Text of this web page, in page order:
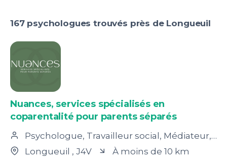
167 psychologues trouvés près de Longueuil
Nuances, services spécialisés en
coparentalité pour parents séparés
Psychologue, Travailleur social, Médiateur, Médiateur familial, Thérapeute conjugal et familial
Longueuil , J4V
À moins de 10 km